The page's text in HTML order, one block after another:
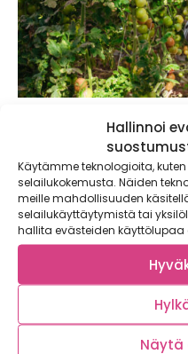
Hallinnoi
Käytämme teknologioita,
selailukokemusta. Näiden
meille mahdollisuuden
selailukäyttäytymistä tai
hallita evästeiden käyttölupaa
Näytä
Tervetuloa
Harva tulee marketissa
kasvihuonevihannekset
tuttuihin laatikoihin.